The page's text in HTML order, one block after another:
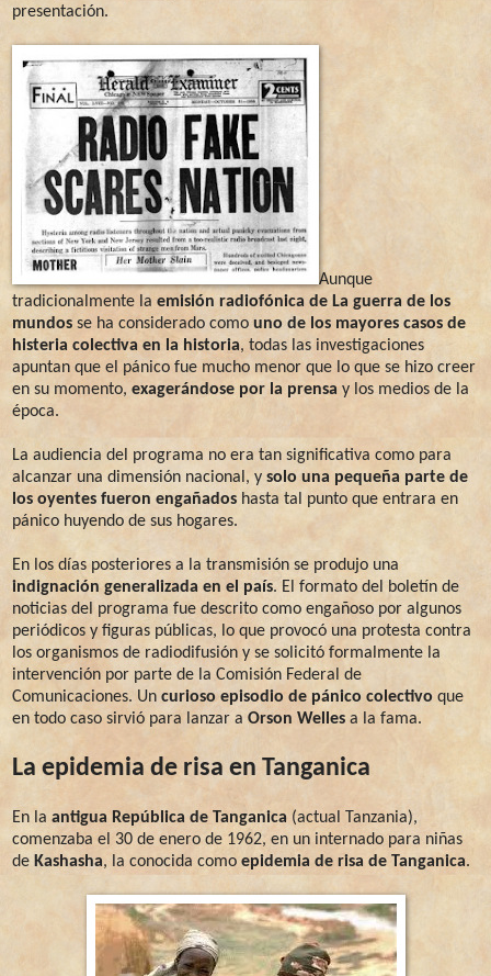
presentación.
Aunque
tradicionalmente la emisión radiofónica de La guerra de los
mundos se ha considerado como uno de los mayores casos de
histeria colectiva en la historia, todas las investigaciones
apuntan que el pánico fue mucho menor que lo que se hizo creer
en su momento, exagerándose por la prensa y los medios de la
época.
La audiencia del programa no era tan significativa como para
alcanzar una dimensión nacional, y solo una pequeña parte de
los oyentes fueron engañados hasta tal punto que entrara en
pánico huyendo de sus hogares.
En los días posteriores a la transmisión se produjo una
indignación generalizada en el país. El formato del boletín de
noticias del programa fue descrito como engañoso por algunos
periódicos y figuras públicas, lo que provocó una protesta contra
los organismos de radiodifusión y se solicitó formalmente la
intervención por parte de la Comisión Federal de
Comunicaciones. Un curioso episodio de pánico colectivo que
en todo caso sirvió para lanzar a Orson Welles a la fama.
La epidemia de risa en Tanganica
En la antigua República de Tanganica (actual Tanzania),
comenzaba el 30 de enero de 1962, en un internado para niñas
de Kashasha, la conocida como epidemia de risa de Tanganica.